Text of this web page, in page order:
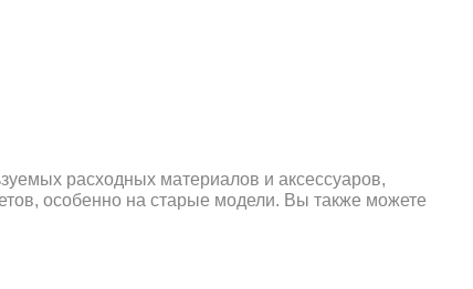
расходных материалов и аксессуаров,
особенно на старые модели. Вы также можете